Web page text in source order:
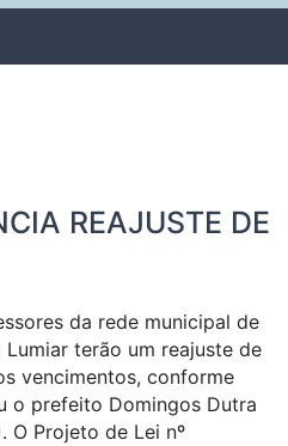
REAJUSTE DE
da rede municipal de
Lumiar terão um reajuste de
vencimentos, conforme
o prefeito Domingos Dutra
O Projeto de Lei nº